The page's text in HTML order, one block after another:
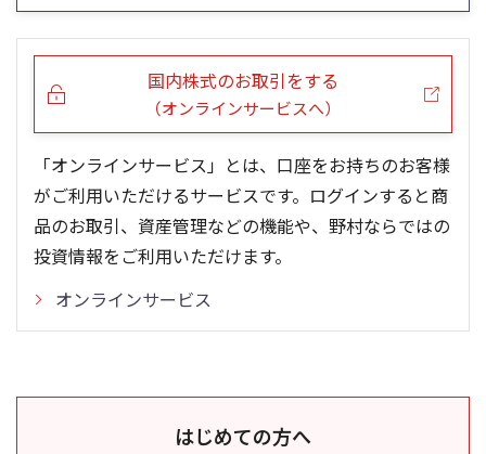
国内株式のお取引をする
（オンラインサービスへ）
「オンラインサービス」とは、口座をお持ちのお客様
がご利用いただけるサービスです。ログインすると商
品のお取引、資産管理などの機能や、野村ならではの
投資情報をご利用いただけます。
オンラインサービス
はじめての方へ